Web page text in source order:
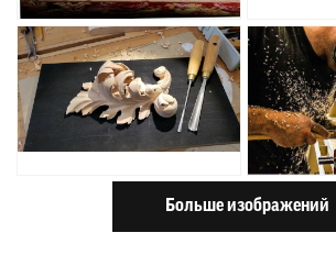
Больше изображений